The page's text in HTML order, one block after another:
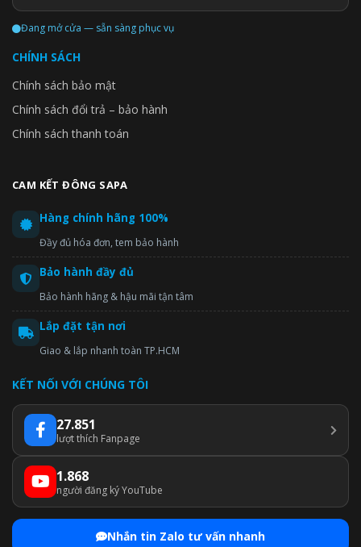
Đang mở cửa — sẵn sàng phục vụ
CHÍNH SÁCH
Chính sách bảo mật
Chính sách đổi trả – bảo hành
Chính sách thanh toán
CAM KẾT ĐÔNG SAPA
Hàng chính hãng 100%
Đầy đủ hóa đơn, tem bảo hành
Bảo hành đầy đủ
Bảo hành hãng & hậu mãi tận tâm
Lắp đặt tận nơi
Giao & lắp nhanh toàn TP.HCM
KẾT NỐI VỚI CHÚNG TÔI
27.851
lượt thích Fanpage
1.868
người đăng ký YouTube
Nhắn tin Zalo tư vấn nhanh